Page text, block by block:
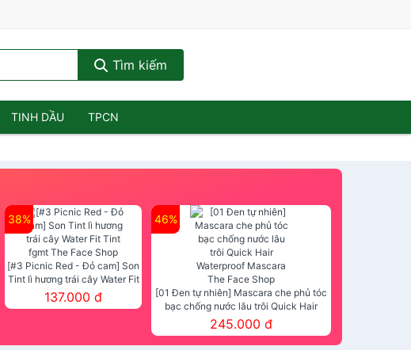
Tìm kiếm
TINH DẦU TPCN
38%
[#3 Picnic Red - Đỏ cam] Son
Tint lì hương trái cây Water Fit
Tint fgmt The Face Shop
137.000 đ
46%
[01 Đen tự nhiên] Mascara che phủ tóc
bạc chống nước lâu trôi Quick Hair
Waterproof Mascara The Face Shop
245.000 đ